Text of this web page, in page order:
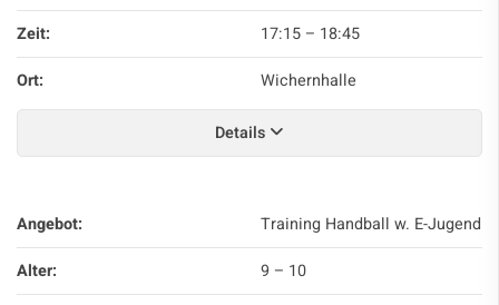
Zeit:
17:15 – 18:45
Ort:
Wichernhalle
Details
Angebot:
Training Handball w. E-Jugend
Alter:
9 – 10